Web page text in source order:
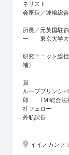
ネリスト
会座長／運輸総
一般財
所長／元英
一 東京大学大
：河上 康
研究ユニット総
：安藤 恒
員 ：林 光
ループプリ
郎 TMI総合法律
社フェロ
外航
イイノカン